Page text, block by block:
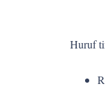
Huruf